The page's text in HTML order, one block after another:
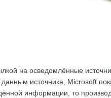
на осведомлённые
источника, Microsoft
информации, то